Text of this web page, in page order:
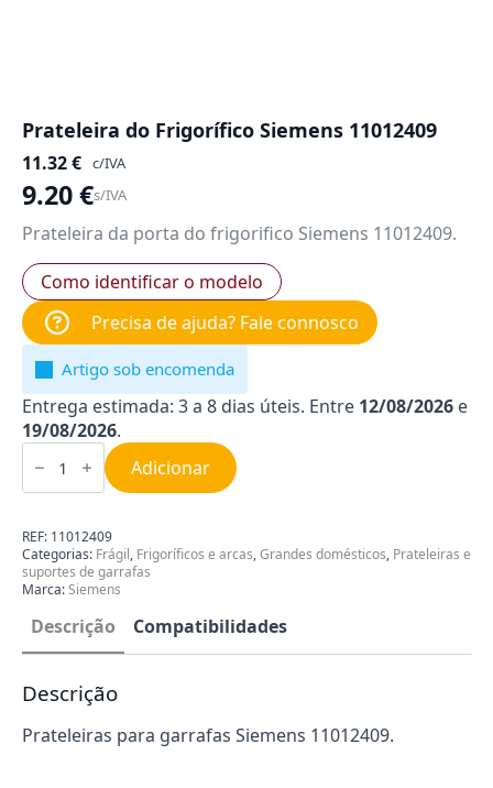
Prateleira do Frigorífico Siemens 11012409
11.32€ c/IVA
9.20€s/IVA
Prateleira da porta do frigorifico Siemens 11012409.
Como identificar o modelo
Precisa de ajuda? Fale connosco
Artigo sob encomenda
Entrega estimada: 3 a 8 dias úteis. Entre 12/08/2026 e
19/08/2026.
Quantidade
de
do
Siemens
11012409
Adicionar
REF: 11012409
Categorias: Frágil, Frigoríficos e arcas,Grandes domésticos, Prateleiras e
suportes de garrafas
Marca:Siemens
Descrição Compatibilidades
Descrição
Prateleiras para garrafas Siemens 11012409.